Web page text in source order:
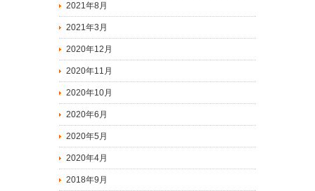
2021年8月
2021年3月
2020年12月
2020年11月
2020年10月
2020年6月
2020年5月
2020年4月
2018年9月